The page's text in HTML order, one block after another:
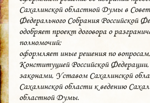
Сахалинской областной Думы в
Федерального Собрания Российской
одобряет проект договора о
полномочий;
оформляет иные решения по
Конституцией Российской
законами, Уставом Сахалинской
Сахалинской области к ведению
областной Думы.